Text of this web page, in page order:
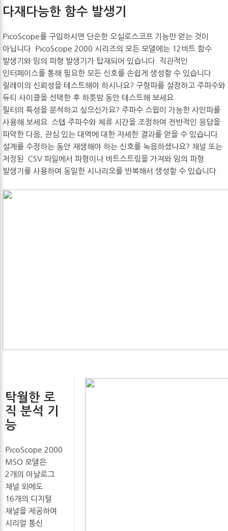
다재다능한 함수 발생기
PicoScope를 구입하시면 단순한 오실로스코프 기능만 얻는 것이
아닙니다. PicoScope 2000 시리즈의 모든 모델에는 12비트 함수
발생기와 임의 파형 발생기가 탑재되어 있습니다. 직관적인
인터페이스를 통해 필요한 모든 신호를 손쉽게 생성할 수 있습니다.
릴레이의 신뢰성을 테스트해야 하시나요? 구형파를 설정하고 주파수와
듀티 사이클을 선택한 후 하룻밤 동안 테스트해 보세요.
필터의 특성을 분석하고 싶으신가요? 주파수 스윕이 가능한 사인파를
사용해 보세요. 스텝 주파수와 체류 시간을 조정하여 전반적인 응답을
파악한 다음, 관심 있는 대역에 대한 자세한 결과를 얻을 수 있습니다.
설계를 수정하는 동안 재생해야 하는 신호를 녹음하셨나요? 채널 또는
저장된 .CSV 파일에서 파형이나 비트스트림을 가져와 임의 파형
발생기를 사용하여 동일한 시나리오를 반복해서 생성할 수 있습니다.
탁월한 로
직 분석 기
능
PicoScope 2000
MSO 모델은
2개의 아날로그
채널 외에도
16개의 디지털
채널을 제공하여
시리얼 통신